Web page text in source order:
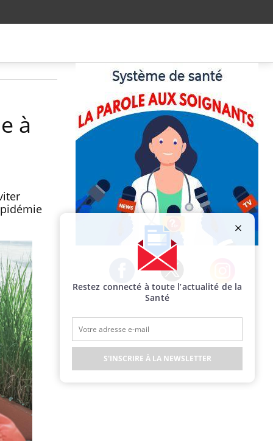
à
Facebook Twitter Instagram
Restez connecté à toute l’actualité de la
Santé
S'INSCRIRE À LA NEWSLETTER